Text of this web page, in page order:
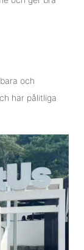
och
har pålitliga